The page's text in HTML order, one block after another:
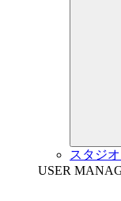
スタジ
USER